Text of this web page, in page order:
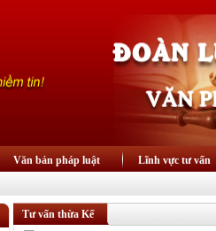
Văn bản pháp luật Lĩnh vực tư vấn
Tư vấn thừa Kế